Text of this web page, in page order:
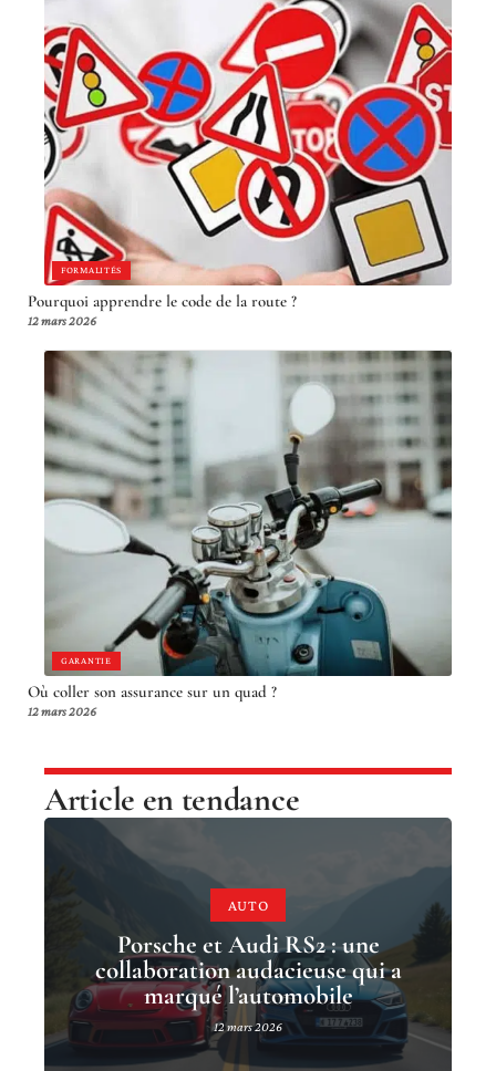
FORMALITÉS
Pourquoi apprendre le code de la route ?
12 mars 2026
GARANTIE
Où coller son assurance sur un quad ?
12 mars 2026
Article en tendance
AUTO
Porsche et Audi RS2 : une
collaboration audacieuse qui a
marqué l’automobile
12 mars 2026